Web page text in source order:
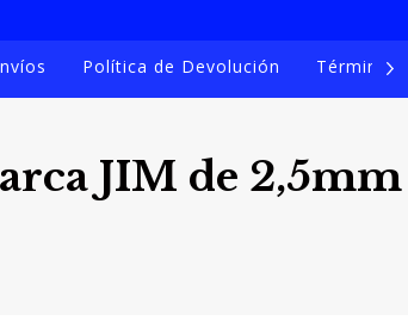
Política de Devolución Términos
JIM de 2,5mm